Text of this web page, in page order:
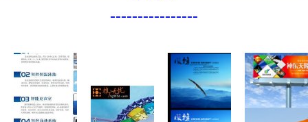
----------------